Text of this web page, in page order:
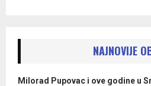
NAJNOVIJE
Milorad Pupovac i ove godine u